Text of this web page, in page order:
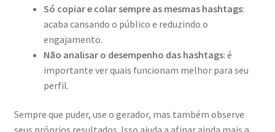
Só copiar e colar sempre as mesmas hashtags:
acaba cansando o público e reduzindo o
engajamento.
Não analisar o desempenho das hashtags: é
importante ver quais funcionam melhor para seu
perfil.
Sempre que puder, use o gerador, mas também observe